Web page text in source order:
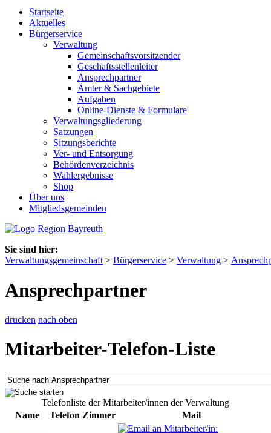
Startseite
Aktuelles
Bürgerservice
Verwaltung
Gemeinschaftsvorsitzender
Geschäftsstellenleiter
Ansprechpartner
Ämter & Sachgebiete
Aufgaben
Online-Dienste & Formulare
Verwaltungsgliederung
Satzungen
Sitzungsberichte
Ver- und Entsorgung
Behördenverzeichnis
Wahlergebnisse
Shop
Über uns
Mitgliedsgemeinden
Sie sind hier:
Verwaltungsgemeinschaft > Bürgerservice > Verwaltung >
Ansprechpartner
drucken nach oben
Mitarbeiter-Telefon-Liste
Telefonliste der Mitarbeiter/innen der Verwaltung
Name
Telefon Zimmer Mail